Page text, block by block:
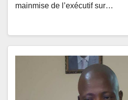
mainmise de l’exécutif sur…